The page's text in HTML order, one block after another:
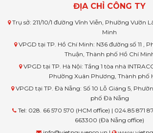
ĐỊA CHỈ CÔNG TY
Trụ sở: 211/10/1 đường Vĩnh Viễn, Phường Vườn
Minh
VPGD tại TP. Hồ Chí Minh: N36 đường số 11 ,
Thuận, Thành phố Hồ Chí
VPGD tại TP. Hà Nội: Tầng 1 tòa nhà
Phường Xuân Phương, Thành phố
VPGD tại TP. Đà Nẵng: Số 10 Lỗ Giáng 5,
phố Đà Nẵng
Tel: 028. 66 570 570 (HCM office) | 024.85 871
663300 (Đà Nẵng office)